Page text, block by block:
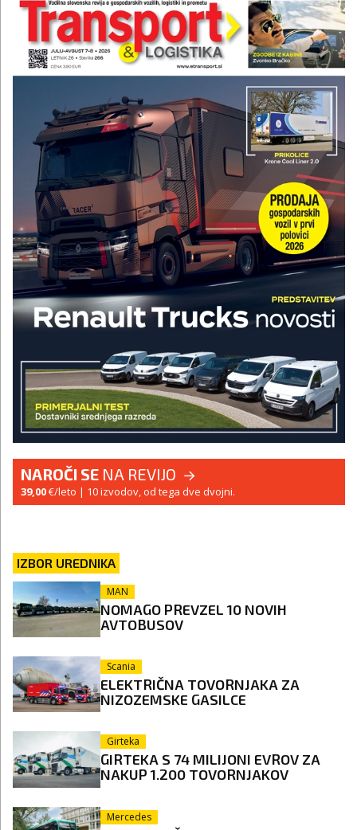
NAROČI SE NA REVIJO
39,00€/leto | 10 izvodov, od tega dve dvojni.
IZBOR UREDNIKA
MAN
NOMAGO PREVZEL 10 NOVIH
AVTOBUSOV
Scania
ELEKTRIČNA TOVORNJAKA ZA
NIZOZEMSKE GASILCE
Girteka
GIRTEKA S 74 MILIJONI EVROV ZA
NAKUP 1.200 TOVORNJAKOV
Mercedes